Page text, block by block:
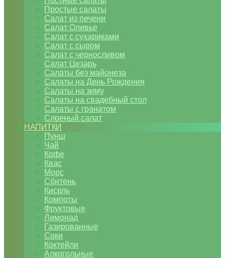
Простые салаты
Салат из печени
Салат Оливье
Салат с сухариками
Салат с сыром
Салат с черносливом
Салат Цезарь
Салаты без майонеза
Салаты на День Рождения
Салаты на зиму
Салаты на свадебный стол
Салаты с гранатом
Слоеный салат
НАПИТКИ
Пунш
Чай
Кофе
Квас
Морс
Сбитень
Кисель
Компоты
Фруктовые
Лимонад
Газированные
Соки
Коктейли
Алкогольные